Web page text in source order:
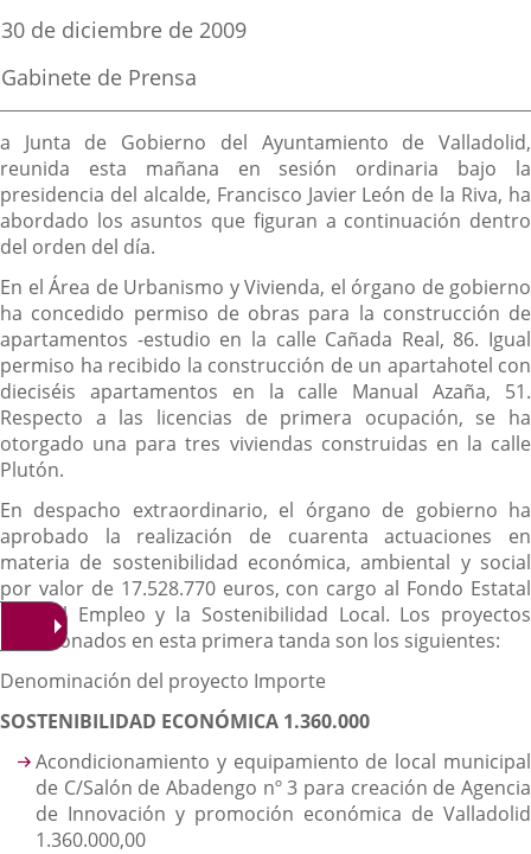
externa.externa.
Fecha
la
noticia
30 de diciembre de 2009
Fuente
la
noticia
Gabinete de Prensa
Descripción
a Junta de Gobierno del Ayuntamiento de Valladolid,
reunida esta mañana en sesión ordinaria bajo la
presidencia del alcalde, Francisco Javier León de la Riva, ha
abordado los asuntos que figuran a continuación dentro
del orden del día.
En el Área de Urbanismo y Vivienda, el órgano de gobierno
ha concedido permiso de obras para la construcción de
apartamentos -estudio en la calle Cañada Real, 86. Igual
permiso ha recibido la construcción de un apartahotel con
dieciséis apartamentos en la calle Manual Azaña, 51.
Respecto a las licencias de primera ocupación, se ha
otorgado una para tres viviendas construidas en la calle
Plutón.
En despacho extraordinario, el órgano de gobierno ha
aprobado la realización de cuarenta actuaciones en
materia de sostenibilidad económica, ambiental y social
por valor de 17.528.770 euros, con cargo al Fondo Estatal
para el Empleo y la Sostenibilidad Local. Los proyectos
seleccionados en esta primera tanda son los siguientes:
Denominación del proyecto Importe
SOSTENIBILIDAD ECONÓMICA 1.360.000
Acondicionamiento y equipamiento de local municipal
de C/Salón de Abadengo nº 3 para creación de Agencia
de Innovación y promoción económica de Valladolid
1.360.000,00